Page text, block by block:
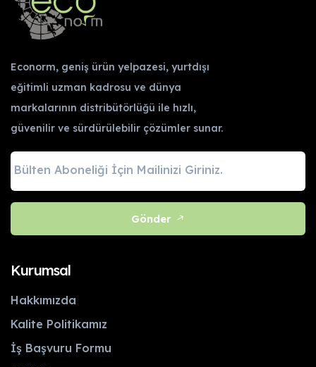
Econorm, geniş ürün yelpazesi, yurtdışı
eğitimli uzman kadrosu ve dünya
markalarının distribütörlüğü ile hızlı,
güvenilir ve sürdürülebilir çözümler sunar.
Gönder
Kurumsal
Hakkımızda
Kalite Politikamız
İş Başvuru Formu